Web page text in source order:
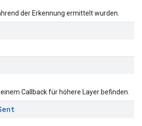
der Erkennung ermittelt wurden.
Callback für höhere Layer befinden.